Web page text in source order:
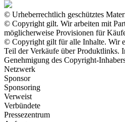
© Urheberrechtlich geschütztes
© Copyright gilt. Wir arbeiten mit
möglicherweise Provisionen für
© Copyright gilt für alle Inhalte. Wir
Teil der Verkäufe über Produktlinks.
Genehmigung des Copyright-
Netzwerk
Sponsor
Sponsoring
Verweist
Verbündete
Pressezentrum